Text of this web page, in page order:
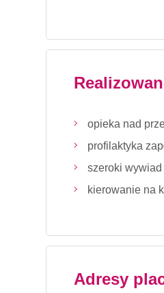
opieka nad
profilaktyka
szeroki
kierowanie na
Adresy